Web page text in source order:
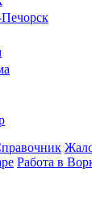
Работа в